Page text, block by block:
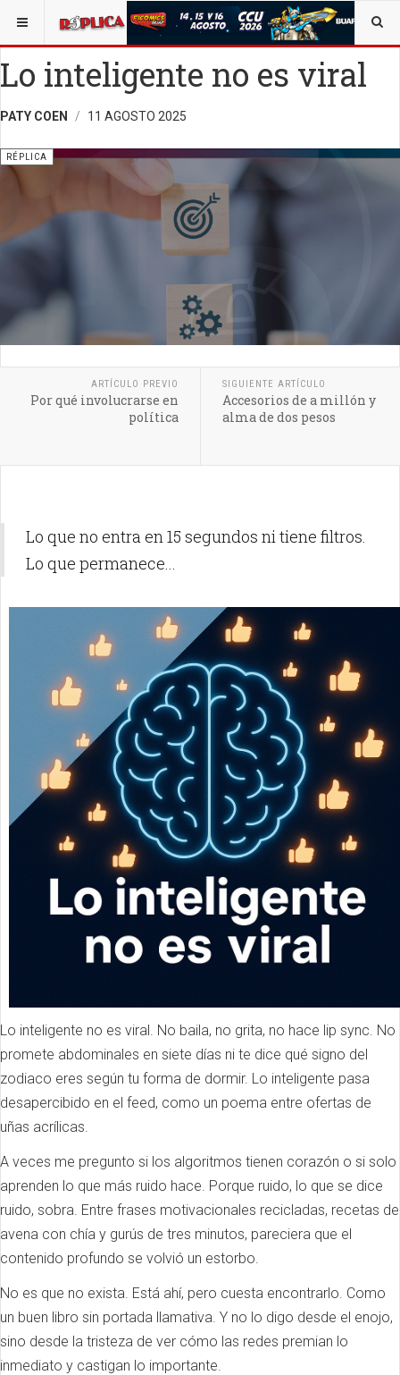
ESTÁ AQUÍ: VIDA Y SOCIEDAD OPINIÓN RÉPLICA
Lo inteligente no es viral
PATY COEN 11 AGOSTO 2025
RÉPLICA
ARTÍCULO PREVIO
Por qué involucrarse en
política
SIGUIENTE ARTÍCULO
Accesorios de a millón y
alma de dos pesos
Lo que no entra en 15 segundos ni tiene filtros.
Lo que permanece...
Lo inteligente no es viral. No baila, no grita, no hace lip sync. No
promete abdominales en siete días ni te dice qué signo del
zodiaco eres según tu forma de dormir. Lo inteligente pasa
desapercibido en el feed, como un poema entre ofertas de
uñas acrílicas.
A veces me pregunto si los algoritmos tienen corazón o si solo
aprenden lo que más ruido hace. Porque ruido, lo que se dice
ruido, sobra. Entre frases motivacionales recicladas, recetas de
avena con chía y gurús de tres minutos, pareciera que el
contenido profundo se volvió un estorbo.
No es que no exista. Está ahí, pero cuesta encontrarlo. Como
un buen libro sin portada llamativa. Y no lo digo desde el enojo,
sino desde la tristeza de ver cómo las redes premian lo
inmediato y castigan lo importante.